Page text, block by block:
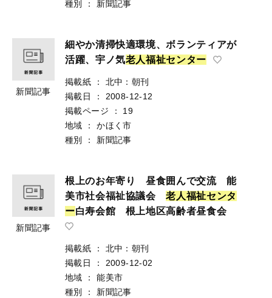
種別
： 新聞記事
新聞記事
細やか清掃快適環境、ボランティアが
活躍、宇ノ気老人福祉セ ンター
掲載紙 ：
北中：朝刊
掲載日
：
2008-12-12
掲載ページ
：
19
地域
：
かほく市
種別
： 新聞記事
新聞記事
根上のお年寄り 昼食囲んで交流 能
美市社会福祉協議会老 人福祉セ ンタ
ー白寿会館 根上地区高齢者昼食会
掲載紙 ：
北中：朝刊
掲載日
：
2009-12-02
地域
：
能美市
種別
： 新聞記事